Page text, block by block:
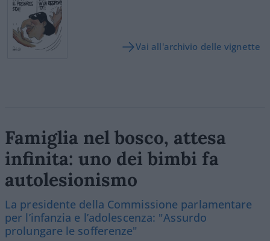
Vai all'archivio delle vignette
Famiglia nel bosco, attesa
infinita: uno dei bimbi fa
autolesionismo
La presidente della Commissione parlamentare
per l’infanzia e l’adolescenza: "Assurdo
prolungare le sofferenze"